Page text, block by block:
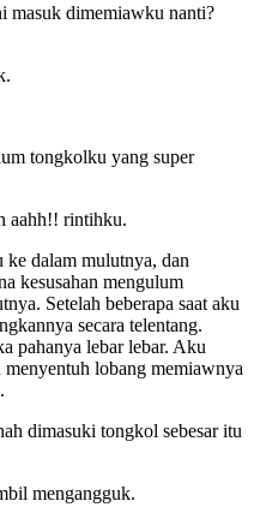
masuk dimemiawku nanti?
tongkolku yang super
aahh!! rintihku.
dalam mulutnya, dan
kesusahan mengulum
Setelah beberapa saat aku
secara telentang.
pahanya lebar lebar. Aku
lobang memiawnya
dimasuki tongkol sebesar itu
mengangguk.